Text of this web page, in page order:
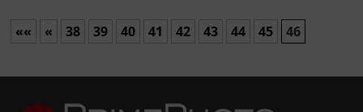
«« « 38 39 40 41 42 43 44 45 46